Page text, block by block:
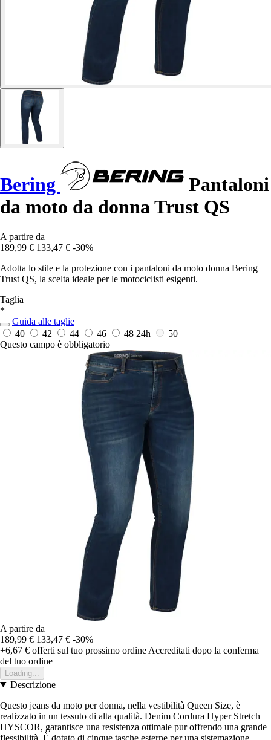
Bering
Pantaloni
da moto da donna Trust QS
A partire da
189,99 € 133,47 € -30%
Adotta lo stile e la protezione con i pantaloni da moto donna Bering
Trust QS, la scelta ideale per le motociclisti esigenti.
Taglia
*
Guida alle taglie
40
42 44 46 48 24h
50
Questo campo è obbligatorio
A partire da
189,99 € 133,47 € -30%
+6,67 € offerti sul tuo prossimo ordine Accreditati dopo la conferma
del tuo ordine
Loading...
Descrizione
Questo jeans da moto per donna, nella vestibilità Queen Size, è
realizzato in un tessuto di alta qualità. Denim Cordura Hyper Stretch
HYSCOR, garantisce una resistenza ottimale pur offrendo una grande
flessibilità. È dotato di cinque tasche esterne per una sistemazione